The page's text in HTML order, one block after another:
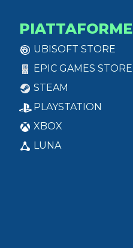
PIATTAFORME
UBISOFT STORE
EPIC GAMES STORE
STEAM
PLAYSTATION
XBOX
LUNA